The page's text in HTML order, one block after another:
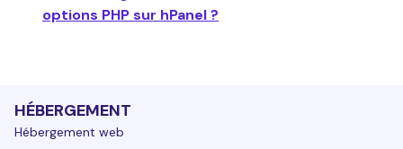
options PHP sur hPanel ?
HÉBERGEMENT
Hébergement web